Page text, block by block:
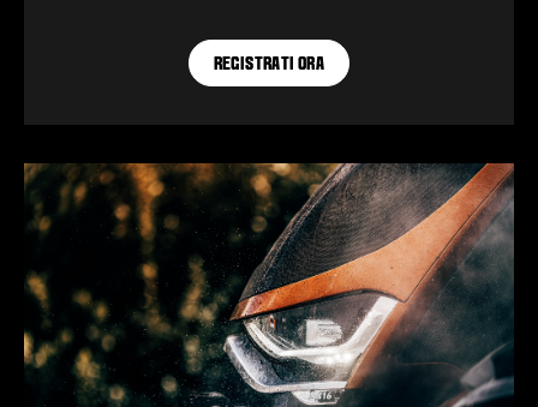
REGISTRATI ORA